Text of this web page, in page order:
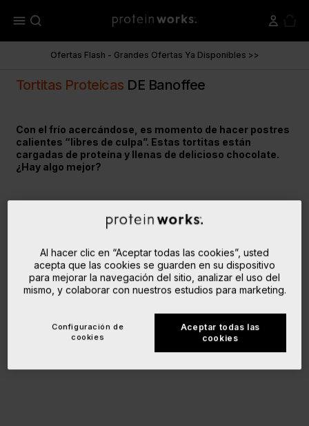
menu
Ofertas Flash - Grandes Ofertas Ya Disponibles >>
Tortitas Proteicas DE Banoffee
Con el frío acercándose, es momento de hacer postres
calientes “libres de culpa”. Estas tortitas están
cargadas de proteína y llenas de delicioso chocolate.
¿Hay algo mejor?
Al hacer clic en “Aceptar todas las cookies”, usted
acepta que las cookies se guarden en su dispositivo
para mejorar la navegación del sitio, analizar el uso del
mismo, y colaborar con nuestros estudios para marketing.
Aceptar todas las
cookies
Configuración de
cookies